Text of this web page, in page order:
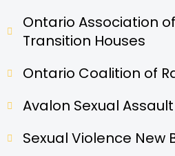
Ontario Association
Transition Houses
Ontario Coalition of
Avalon Sexual
Sexual Violence New